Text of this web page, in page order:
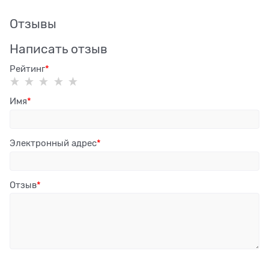
Отзывы
Написать отзыв
Рейтинг
Имя
Электронный адрес
Отзыв